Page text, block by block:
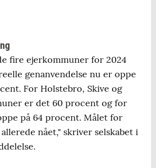
fire ejerkommuner for 2024
genanvendelse nu er oppe
For Holstebro, Skive og
er det 60 procent og for
på 64 procent. Målet for
nået," skriver selskabet i